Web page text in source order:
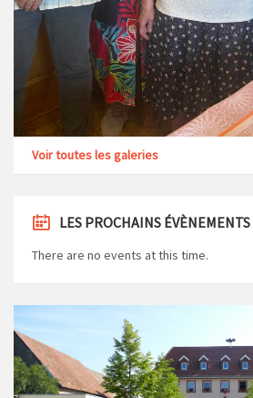
Voir toutes les galeries
LES PROCHAINS ÉVÈNEMENTS
There are no events at this time.